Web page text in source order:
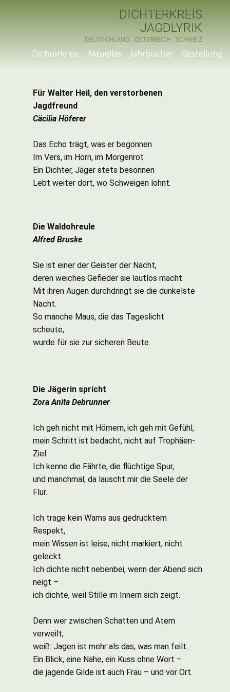
DICHTERKREIS
JAGDLYRIK
DEUTSCHLAND . ÖSTERREICH . SC​HWEIZ
Dichterkreis Aktuelles Jahrbücher Bestellung
Für Walter Heil, den verstorbenen
Jagdfreund
Cäcilia Höferer
Das Echo trägt, was er begonnen
Im Vers, im Horn, im Morgenrot
Ein Dichter, Jäger stets besonnen
Lebt weiter dort, wo Schweigen lohnt.
Die Waldohreule
Alfred Bruske
Sie ist einer der Geister der Nacht,
deren weiches Gefieder sie lautlos macht.
Mit ihren Augen durchdringt sie die dunkelste
Nacht.
So manche Maus, die das Tageslicht
scheute,
wurde für sie zur sicheren Beute.
Die Jägerin spricht
Zora Anita Debrunner
Ich geh nicht mit Hörnern, ich geh mit Gefühl,
mein Schritt ist bedacht, nicht auf Trophäen-
Ziel.
Ich kenne die Fährte, die flüchtige Spur,
und manchmal, da lauscht mir die Seele der
Flur.
Ich trage kein Wams aus gedrucktem
Respekt,
mein Wissen ist leise, nicht markiert, nicht
geleckt.
Ich dichte nicht nebenbei, wenn der Abend sich
neigt –
ich dichte, weil Stille im Innern sich zeigt.
Denn wer zwischen Schatten und Atem
verweilt,
weiß: Jagen ist mehr als das, was man feilt.
Ein Blick, eine Nähe, ein Kuss ohne Wort –
die jagende Gilde ist auch Frau – und vor Ort.